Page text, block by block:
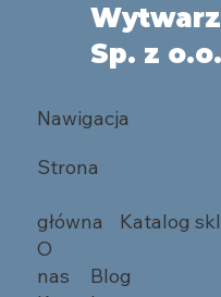
Sp. z o.o.
Nawigacja
Strona
główna
Katalog
O
nas
Blog